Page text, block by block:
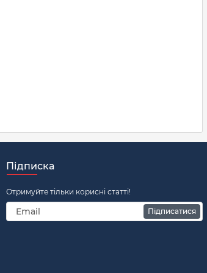
Підписка
Отримуйте тільки корисні статті!
Підписатися